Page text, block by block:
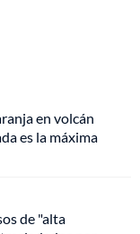
en volcán
es la máxima
de "alta